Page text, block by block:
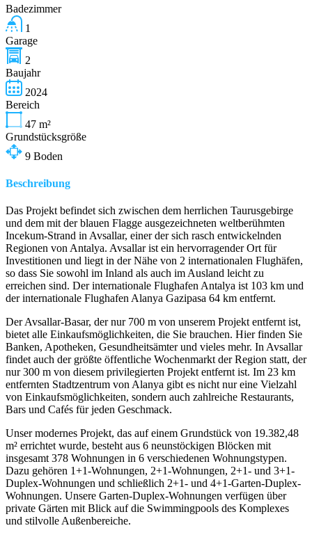
Badezimmer
1
Garage
2
Baujahr
2024
Bereich
47 m²
Grundstücksgröße
9 Boden
Beschreibung
Das Projekt befindet sich zwischen dem herrlichen Taurusgebirge
und dem mit der blauen Flagge ausgezeichneten weltberühmten
Incekum-Strand in Avsallar, einer der sich rasch entwickelnden
Regionen von Antalya. Avsallar ist ein hervorragender Ort für
Investitionen und liegt in der Nähe von 2 internationalen Flughäfen,
so dass Sie sowohl im Inland als auch im Ausland leicht zu
erreichen sind. Der internationale Flughafen Antalya ist 103 km und
der internationale Flughafen Alanya Gazipasa 64 km entfernt.
Der Avsallar-Basar, der nur 700 m von unserem Projekt entfernt ist,
bietet alle Einkaufsmöglichkeiten, die Sie brauchen. Hier finden Sie
Banken, Apotheken, Gesundheitsämter und vieles mehr. In Avsallar
findet auch der größte öffentliche Wochenmarkt der Region statt, der
nur 300 m von diesem privilegierten Projekt entfernt ist. Im 23 km
entfernten Stadtzentrum von Alanya gibt es nicht nur eine Vielzahl
von Einkaufsmöglichkeiten, sondern auch zahlreiche Restaurants,
Bars und Cafés für jeden Geschmack.
Unser modernes Projekt, das auf einem Grundstück von 19.382,48
m² errichtet wurde, besteht aus 6 neunstöckigen Blöcken mit
insgesamt 378 Wohnungen in 6 verschiedenen Wohnungstypen.
Dazu gehören 1+1-Wohnungen, 2+1-Wohnungen, 2+1- und 3+1-
Duplex-Wohnungen und schließlich 2+1- und 4+1-Garten-Duplex-
Wohnungen. Unsere Garten-Duplex-Wohnungen verfügen über
private Gärten mit Blick auf die Swimmingpools des Komplexes
und stilvolle Außenbereiche.